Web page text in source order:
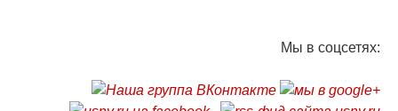
Мы в соцсетях: